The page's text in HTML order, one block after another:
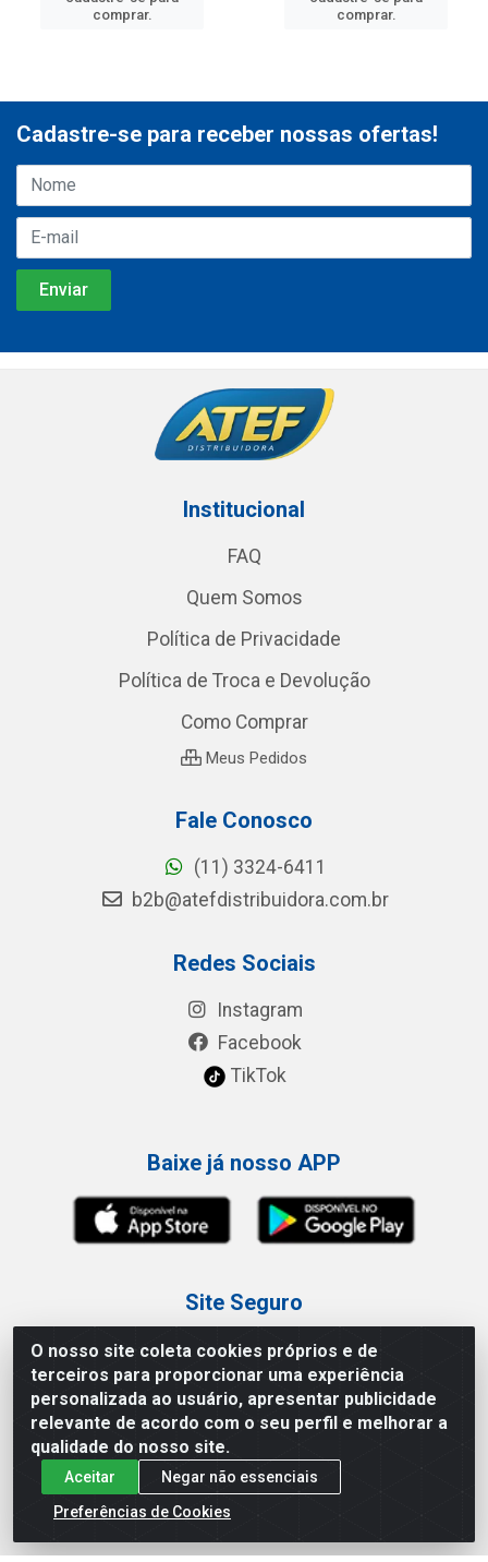
comprar.
comprar.
O nosso site coleta cookies próprios e de
terceiros para proporcionar uma experiência
personalizada ao usuário, apresentar publicidade
relevante de acordo com o seu perfil e melhorar a
qualidade do nosso site.
Aceitar
Negar não essenciais
Preferências de Cookies
Cadastre-se para receber nossas ofertas!
Institucional
FAQ
Quem Somos
Política de Privacidade
Política de Troca e Devolução
Como Comprar
Meus Pedidos
Fale Conosco
(11) 3324-6411
b2b@atefdistribuidora.com.br
Redes Sociais
Instagram
Facebook
TikTok
Baixe já nosso APP
Site Seguro
Loja / Showroom
Tel.: (11) 3227-0546
Av Vautier, 587/597 - Pari - São Paulo/SP